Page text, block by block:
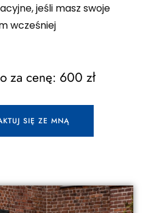
jeśli masz swoje
wcześniej
za cenę: 600 zł
SIĘ ZE MNĄ